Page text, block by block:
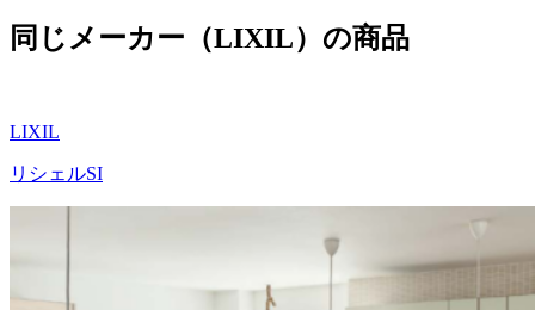
同じメーカー（LIXIL）の商品
LIXIL
リシェルSI